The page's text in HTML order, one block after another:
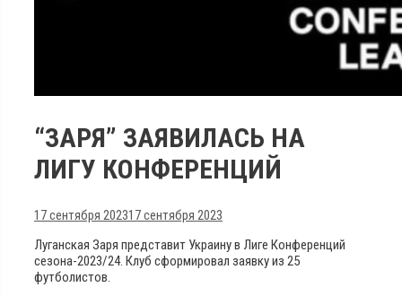
“ЗАРЯ” ЗАЯВИЛАСЬ НА
ЛИГУ КОНФЕРЕНЦИЙ
17 сентября 202317 сентября 2023
Луганская Заря представит Украину в Лиге Конференций
сезона-2023/24. Клуб сформировал заявку из 25
футболистов.